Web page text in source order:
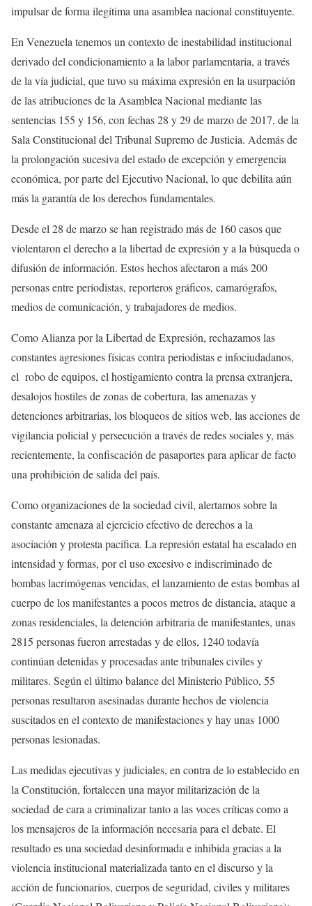
impulsar de forma ilegítima una asamblea nacional constituyente.
En Venezuela tenemos un contexto de inestabilidad institucional
derivado del condicionamiento a la labor parlamentaria, a través
de la vía judicial, que tuvo su máxima expresión en la usurpación
de las atribuciones de la Asamblea Nacional mediante las
sentencias 155 y 156, con fechas 28 y 29 de marzo de 2017, de la
Sala Constitucional del Tribunal Supremo de Justicia. Además de
la prolongación sucesiva del estado de excepción y emergencia
económica, por parte del Ejecutivo Nacional, lo que debilita aún
más la garantía de los derechos fundamentales.
Desde el 28 de marzo se han registrado más de 160 casos que
violentaron el derecho a la libertad de expresión y a la búsqueda o
difusión de información. Estos hechos afectaron a más 200
personas entre periodistas, reporteros gráficos, camarógrafos,
medios de comunicación, y trabajadores de medios.
Como Alianza por la Libertad de Expresión, rechazamos las
constantes agresiones físicas contra periodistas e infociudadanos,
el robo de equipos, el hostigamiento contra la prensa extranjera,
desalojos hostiles de zonas de cobertura, las amenazas y
detenciones arbitrarias, los bloqueos de sitios web, las acciones de
vigilancia policial y persecución a través de redes sociales y, más
recientemente, la confiscación de pasaportes para aplicar de facto
una prohibición de salida del país.
Como organizaciones de la sociedad civil, alertamos sobre la
constante amenaza al ejercicio efectivo de derechos a la
asociación y protesta pacífica. La represión estatal ha escalado en
intensidad y formas, por el uso excesivo e indiscriminado de
bombas lacrimógenas vencidas, el lanzamiento de estas bombas al
cuerpo de los manifestantes a pocos metros de distancia, ataque a
zonas residenciales, la detención arbitraria de manifestantes, unas
2815 personas fueron arrestadas y de ellos, 1240 todavía
continúan detenidas y procesadas ante tribunales civiles y
militares. Según el último balance del Ministerio Público, 55
personas resultaron asesinadas durante hechos de violencia
suscitados en el contexto de manifestaciones y hay unas 1000
personas lesionadas.
Las medidas ejecutivas y judiciales, en contra de lo establecido en
la Constitución, fortalecen una mayor militarización de la
sociedad de cara a criminalizar tanto a las voces críticas como a
los mensajeros de la información necesaria para el debate. El
resultado es una sociedad desinformada e inhibida gracias a la
violencia institucional materializada tanto en el discurso y la
acción de funcionarios, cuerpos de seguridad, civiles y militares